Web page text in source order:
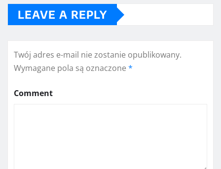
LEAVE A REPLY
Twój adres e-mail nie zostanie opublikowany.
Wymagane pola są oznaczone *
Comment